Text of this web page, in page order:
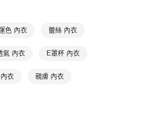
限公司提供之「AFTEE先享後付」服務完成之交
公司。
；若仍有額度不足之情形，本公司將視審查結果
含以上)免運費
含以上)免運費
色 內衣 蕾絲 內衣
氣 內衣 E罩杯 內衣
衣 親膚 內衣